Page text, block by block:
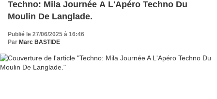
Techno: Mila Journée A L'Apéro Techno Du
Moulin De Langlade.
Publié le 27/06/2025 à 16:46
Par Marc BASTIDE